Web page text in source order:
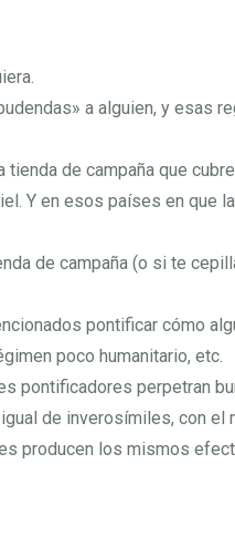
a alguien, y esas
tienda de campaña que
Y en esos países en que
de campaña (o si te
pontificar cómo
poco humanitario, etc.
pontificadores perpetran
de inverosímiles, con el
producen los mismos